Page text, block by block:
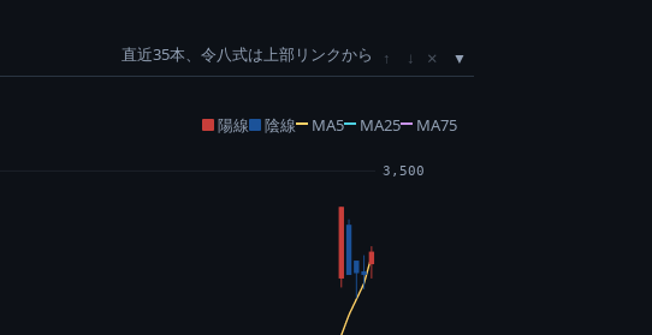
直近35本、令八式は上部リンクから ↑ ↓ ×
陽線 陰線 MA5 MA25 MA75
3,500